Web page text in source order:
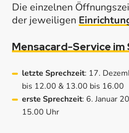
Die einzelnen
der jeweiligen
Mensacard-Service im
letzte Sprechzeit: 17.
bis 12.00 & 13.00 bis 16.00
erste Sprechzeit: 6. Januar
15.00 Uhr